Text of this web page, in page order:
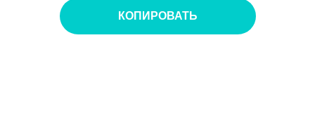
КОПИРОВАТЬ